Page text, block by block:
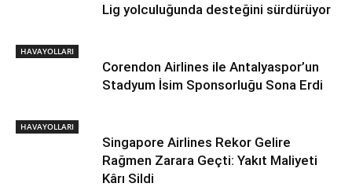
Lig yolculuğunda desteğini sürdürüyor
HAVAYOLLARI
Corendon Airlines ile Antalyaspor’un
Stadyum İsim Sponsorluğu Sona Erdi
HAVAYOLLARI
Singapore Airlines Rekor Gelire
Rağmen Zarara Geçti: Yakıt Maliyeti
Kârı Sildi